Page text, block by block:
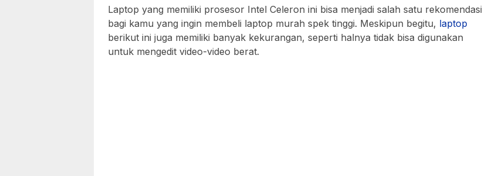
Laptop yang memiliki prosesor Intel Celeron ini bisa menjadi salah satu rekomendasi
bagi kamu yang ingin membeli laptop murah spek tinggi. Meskipun begitu, laptop
berikut ini juga memiliki banyak kekurangan, seperti halnya tidak bisa digunakan
untuk mengedit video-video berat.